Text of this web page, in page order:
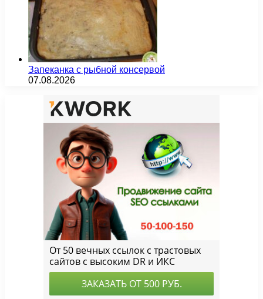
Запеканка с рыбной консервой
07.08.2026